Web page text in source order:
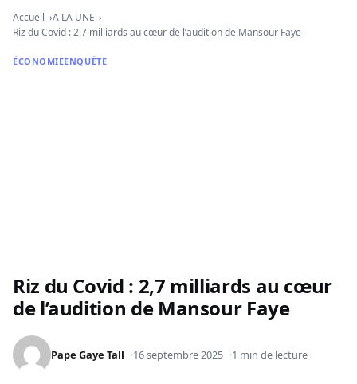
Accueil
A LA UNE
Riz du Covid : 2,7 milliards au cœur de l’audition de Mansour Faye
ÉCONOMIEENQUÊTE
Riz du Covid : 2,7 milliards au cœur
de l’audition de Mansour Faye
Pape Gaye Tall 16 septembre 2025 1 min de lecture